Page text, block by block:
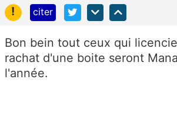
!
citer
Bon bein tout ceux qui
rachat d'une boite seront
l'année.